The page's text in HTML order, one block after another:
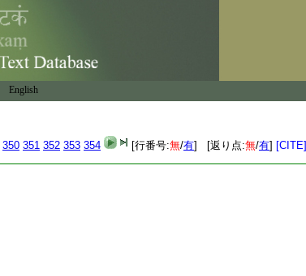
English
350 351 352 353 354 [行番号:無/有] [返り点:無/有] [CITE]